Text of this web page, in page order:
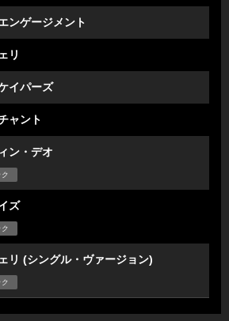
ンゲージメント
リ
イパーズ
ャント
ン・デオ
ク
ズ
ク
リ (シングル・ヴァージョン)
ク